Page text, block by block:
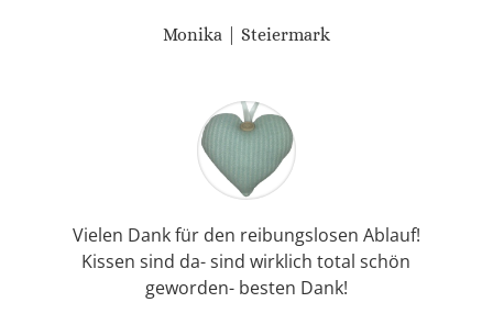
Monika | Steiermark
Vielen Dank für den reibungslosen Ablauf!
Kissen sind da- sind wirklich total schön
geworden- besten Dank!